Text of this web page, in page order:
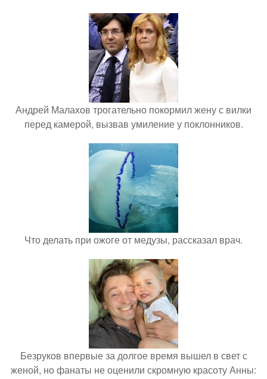
Андрей Малахов трогательно покормил жену с вилки
перед камерой, вызвав умиление у поклонников.
Что делать при ожоге от медузы, рассказал врач.
Безруков впервые за долгое время вышел в свет с
женой, но фанаты не оценили скромную красоту Анны: